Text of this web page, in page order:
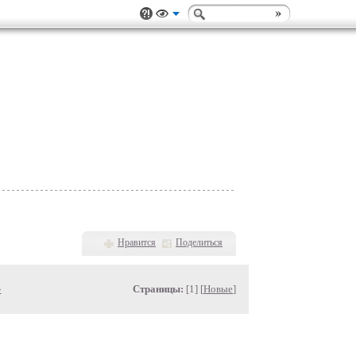
Нравится Поделиться
Страницы: [1] [Новые]